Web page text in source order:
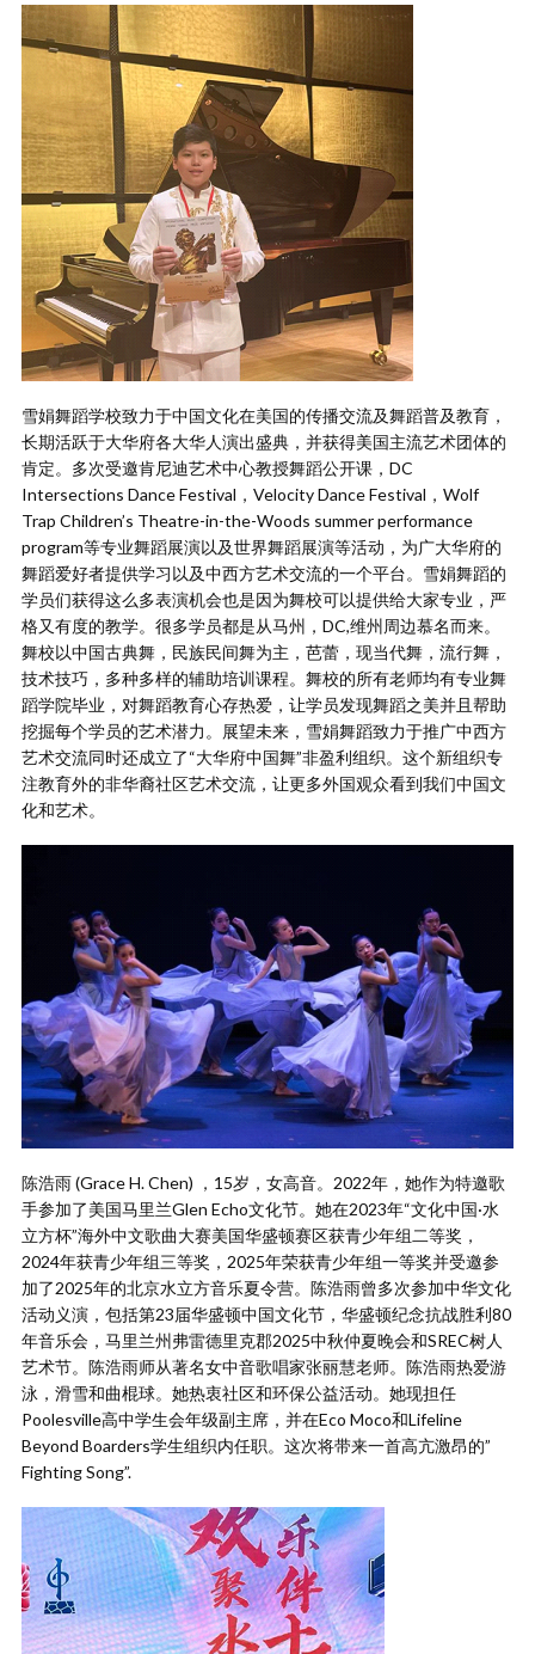
雪娟舞蹈学校致力于中国文化在美国的传播交流及舞蹈普及教育，
长期活跃于大华府各大华人演出盛典，并获得美国主流艺术团体的
肯定。多次受邀肯尼迪艺术中心教授舞蹈公开课，DC
Intersections Dance Festival，Velocity Dance Festival，Wolf
Trap Children’s Theatre-in-the-Woods summer performance
program等专业舞蹈展演以及世界舞蹈展演等活动，为广大华府的
舞蹈爱好者提供学习以及中西方艺术交流的一个平台。雪娟舞蹈的
学员们获得这么多表演机会也是因为舞校可以提供给大家专业，严
格又有度的教学。很多学员都是从马州，DC,维州周边慕名而来。
舞校以中国古典舞，民族民间舞为主，芭蕾，现当代舞，流行舞，
技术技巧，多种多样的辅助培训课程。舞校的所有老师均有专业舞
蹈学院毕业，对舞蹈教育心存热爱，让学员发现舞蹈之美并且帮助
挖掘每个学员的艺术潜力。展望未来，雪娟舞蹈致力于推广中西方
艺术交流同时还成立了“大华府中国舞”非盈利组织。这个新组织专
注教育外的非华裔社区艺术交流，让更多外国观众看到我们中国文
化和艺术。
陈浩雨 (Grace H. Chen) ，15岁，女高音。2022年，她作为特邀歌
手参加了美国马里兰Glen Echo文化节。她在2023年“文化中国·水
立方杯”海外中文歌曲大赛美国华盛顿赛区获青少年组二等奖，
2024年获青少年组三等奖，2025年荣获青少年组一等奖并受邀参
加了2025年的北京水立方音乐夏令营。陈浩雨曾多次参加中华文化
活动义演，包括第23届华盛顿中国文化节，华盛顿纪念抗战胜利80
年音乐会，马里兰州弗雷德里克郡2025中秋仲夏晚会和SREC树人
艺术节。陈浩雨师从著名女中音歌唱家张丽慧老师。陈浩雨热爱游
泳，滑雪和曲棍球。她热衷社区和环保公益活动。她现担任
Poolesville高中学生会年级副主席，并在Eco Moco和Lifeline
Beyond Boarders学生组织内任职。这次将带来一首高亢激昂的”
Fighting Song”.